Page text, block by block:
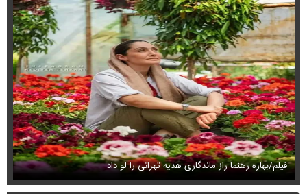
فیلم/بهاره رهنما راز ماندگاری هدیه تهرانی را لو داد